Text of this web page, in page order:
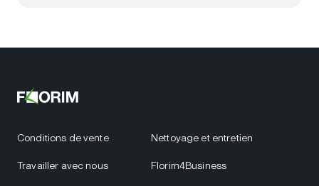
Conditions de vente
Travailler avec nous
Nettoyage et entretien
Florim4Business